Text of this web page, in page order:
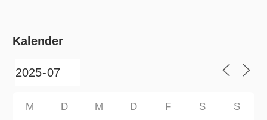
Kalender
M D M D F S S